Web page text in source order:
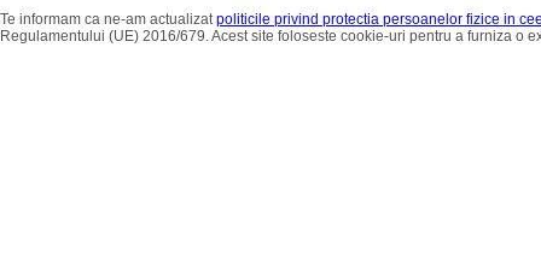
Te informam ca ne-am actualizatpoliticile privind protectia persoanelor fizice in
Regulamentului (UE) 2016/679. Acest site foloseste cookie-uri pentru a furniza o